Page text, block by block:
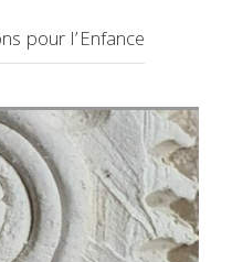
pour l’Enfance